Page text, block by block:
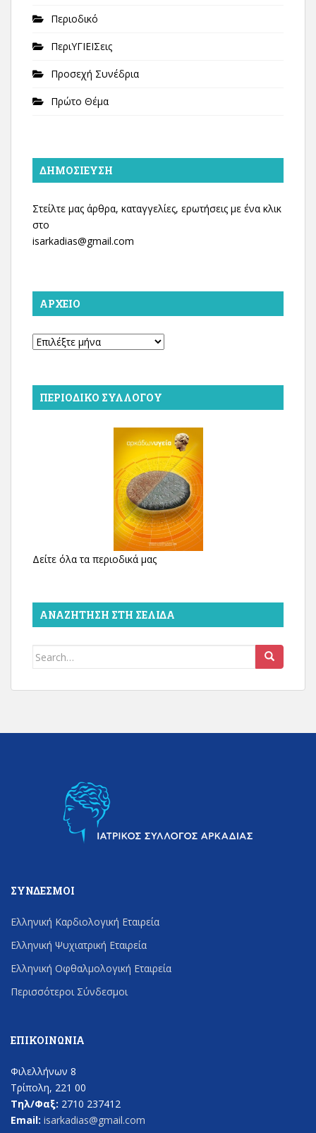
Περιοδικό
ΠεριΥΓΙΕΙΣεις
Προσεχή Συνέδρια
Πρώτο Θέμα
ΔΗΜΟΣΊΕΥΣΗ
Στείλτε μας άρθρα, καταγγελίες, ερωτήσεις με ένα κλικ
στο
isarkadias@gmail.com
ΑΡΧΕΊΟ
Αρχείο
ΠΕΡΙΟΔΙΚΌ ΣΥΛΛΌΓΟΥ
Δείτε όλα τα περιοδικά μας
ΑΝΑΖΉΤΗΣΗ ΣΤΗ ΣΕΛΊΔΑ
Search
ΣΎΝΔΕΣΜΟΙ
Ελληνική Καρδιολογική Εταιρεία
Ελληνική Ψυχιατρική Εταιρεία
Ελληνική Οφθαλμολογική Εταιρεία
Περισσότεροι Σύνδεσμοι
ΕΠΙΚΟΙΝΩΝΊΑ
Φιλελλήνων 8
Τρίπολη, 221 00
Τηλ/Φαξ: 2710 237412
Email: isarkadias@gmail.com